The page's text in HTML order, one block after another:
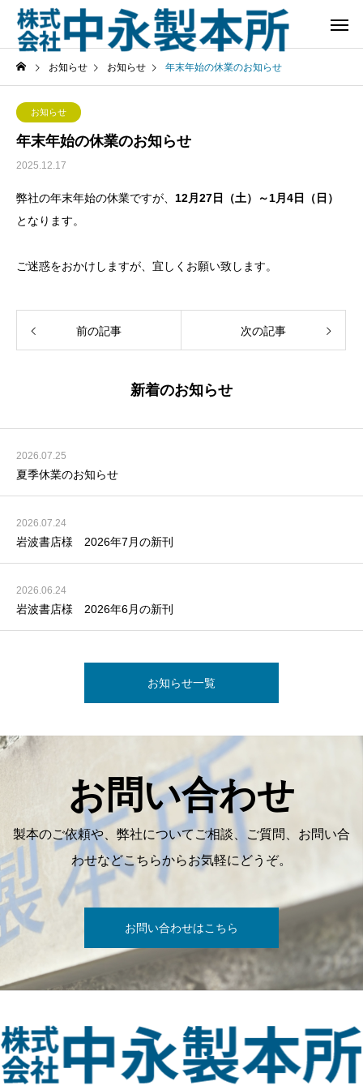
お知らせ お知らせ 年末年始の休業のお知らせ
お知らせ
年末年始の休業のお知らせ
2025.12.17
弊社の年末年始の休業ですが、 12月27日（土）～1月4日（日）
となります。
ご迷惑をおかけしますが、宜しくお願い致します。
前の記事 次の記事
新着のお知らせ
2026.07.25
夏季休業のお知らせ
2026.07.24
岩波書店様 2026年7月の新刊
2026.06.24
岩波書店様 2026年6月の新刊
お知らせ一覧
お問い合わせ
製本のご依頼や、弊社についてご相談、ご質問、お問い合
わせなどこちらからお気軽にどうぞ。
お問い合わせはこちら